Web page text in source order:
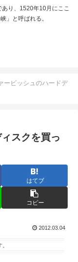
り、1520年10月にここ
」と呼ばれる。
ービッシュのハードデ
スクを買っ
はてブ
コピー
2012.03.04